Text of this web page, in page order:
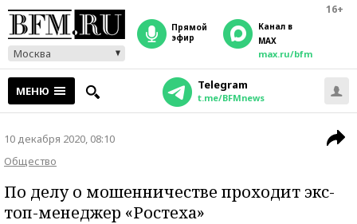
16+
Москва
прямой
эфир
Канал в
MAX
max.ru/bfm
МЕНЮ Telegram
t.me/BFMnews
10 декабря 2020, 08:10
Общество
По делу о мошенничестве проходит экс-
топ-менеджер «Ростеха»